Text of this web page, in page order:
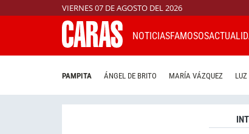
VIERNES 07 DE AGOSTO DEL 2026
NOTICIASFAMOSOS
PAMPITA ÁNGEL DE BRITO MARÍA VÁZQUEZ LUZ